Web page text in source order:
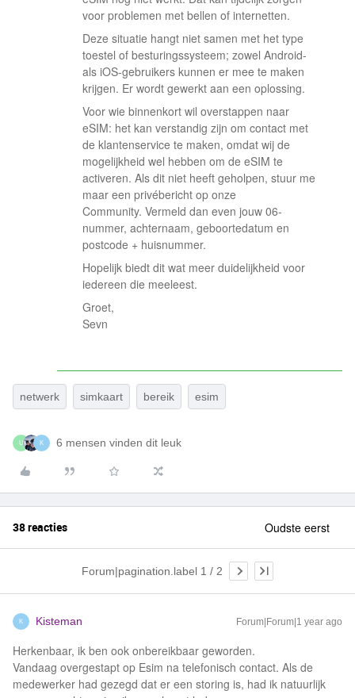
voor problemen met bellen of internetten.
Deze situatie hangt niet samen met het type
toestel of besturingssysteem; zowel Android-
als iOS-gebruikers kunnen er mee te maken
krijgen. Er wordt gewerkt aan een oplossing.
Voor wie binnenkort wil overstappen naar
eSIM: het kan verstandig zijn om contact met
de klantenservice te maken, omdat wij de
mogelijkheid wel hebben om de eSIM te
activeren. Als dit niet heeft geholpen, stuur me
maar een privébericht op onze
Community. Vermeld dan even jouw 06-
nummer, achternaam, geboortedatum en
postcode + huisnummer.
Hopelijk biedt dit wat meer duidelijkheid voor
iedereen die meeleest.
Groet,
Sevn
netwerk simkaart bereik esim
U K 6 mensen vinden dit leuk
38 reacties Oudste eerst
Forum|pagination.label 1 / 2
K Kisteman Forum|Forum|1 year ago
Herkenbaar, ik ben ook onbereikbaar geworden.
Vandaag overgestapt op Esim na telefonisch contact. Als de
medewerker had gezegd dat er een storing is, had ik natuurlijk